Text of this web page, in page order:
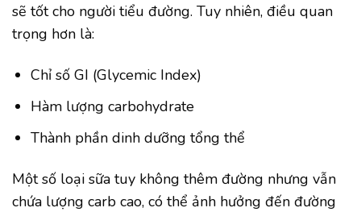
sẽ tốt cho người tiểu đường. Tuy nhiên, điều quan
trọng hơn là:
Chỉ số GI (Glycemic Index)
Hàm lượng carbohydrate
Thành phần dinh dưỡng tổng thể
Một số loại sữa tuy không thêm đường nhưng vẫn
chứa lượng carb cao, có thể ảnh hưởng đến đường